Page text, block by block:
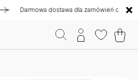
Darmowa dostawa dla zamówień od 300 zł